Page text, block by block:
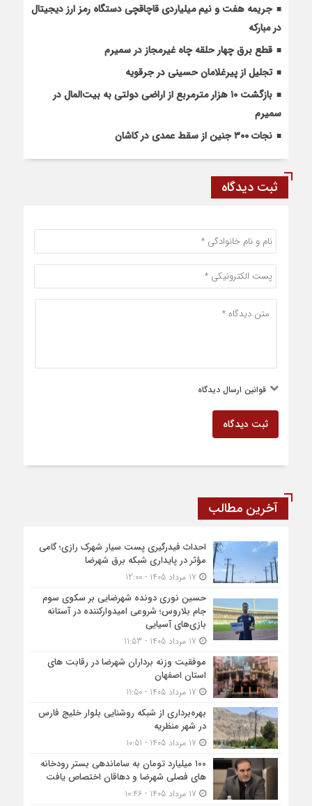
جریمه هفت و نیم میلیاردی قاچاقچی دستگاه رمز ارز دیجیتال
در مبارکه
قطع برق چهار حلقه چاه غیرمجاز در سمیرم
تجلیل از پیرغلامان حسینی در جرقویه
بازگشت ۱۰ هزار مترمربع از اراضی دولتی به بیت‌المال در
سمیرم
نجات ۳۰۰ جنین از سقط عمدی در کاشان
ثبت دیدگاه
قوانین ارسال دیدگاه
ثبت دیدگاه
آخرین مطالب
احداث فیدرگیری پست سیار شهرک رازی؛ گامی
مؤثر در پایداری شبکه برق شهرضا
حسین نوری دونده شهرضایی بر سکوی سوم
جام بلاروس؛ شروعی امیدوارکننده در آستانه
بازی‌های آسیایی
موفقیت وزنه برداران شهرضا در رقابت های
استان اصفهان
بهره‌برداری از شبکه روشنایی بلوار خلیج فارس
در شهر منظریه
۱۰۰ میلیارد تومان به ساماندهی بستر رودخانه
های فصلی شهرضا و دهاقان اختصاص یافت